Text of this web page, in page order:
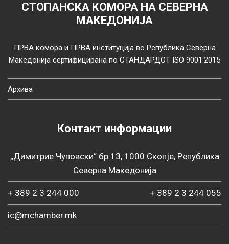
СТОПАНСКА КОМОРА НА СЕВЕРНА
МАКЕДОНИЈА
ПРВА комора и ПРВА институција во Република Северна
Македонија сертифицирана по СТАНДАРДОТ ISO 9001:2015
Архива
Контакт информации
„Димитрие Чуповски“ бр.13, 1000 Скопје, Република
Северна Македонија
+ 389 2 3 244 000 + 389 2 3 244 055
ic@mchamber.mk